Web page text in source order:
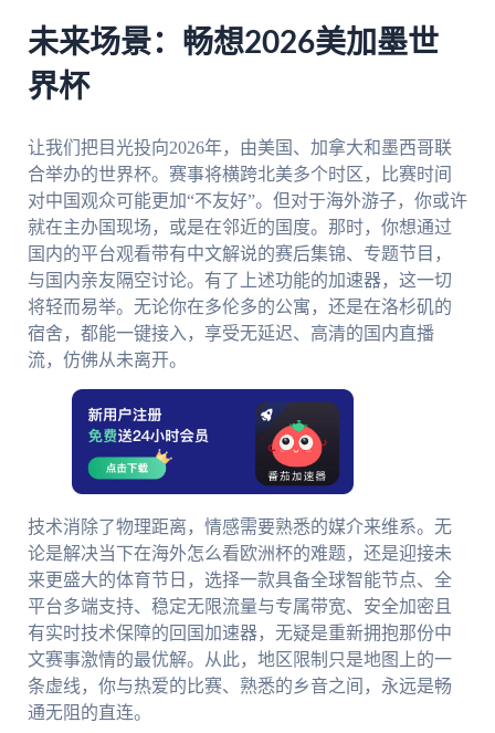
未来场景：畅想2026美加墨世
界杯
让我们把目光投向2026年，由美国、加拿大和墨西哥联
合举办的世界杯。赛事将横跨北美多个时区，比赛时间
对中国观众可能更加“不友好”。但对于海外游子，你或许
就在主办国现场，或是在邻近的国度。那时，你想通过
国内的平台观看带有中文解说的赛后集锦、专题节目，
与国内亲友隔空讨论。有了上述功能的加速器，这一切
将轻而易举。无论你在多伦多的公寓，还是在洛杉矶的
宿舍，都能一键接入，享受无延迟、高清的国内直播
流，仿佛从未离开。
技术消除了物理距离，情感需要熟悉的媒介来维系。无
论是解决当下在海外怎么看欧洲杯的难题，还是迎接未
来更盛大的体育节日，选择一款具备全球智能节点、全
平台多端支持、稳定无限流量与专属带宽、安全加密且
有实时技术保障的回国加速器，无疑是重新拥抱那份中
文赛事激情的最优解。从此，地区限制只是地图上的一
条虚线，你与热爱的比赛、熟悉的乡音之间，永远是畅
通无阻的直连。